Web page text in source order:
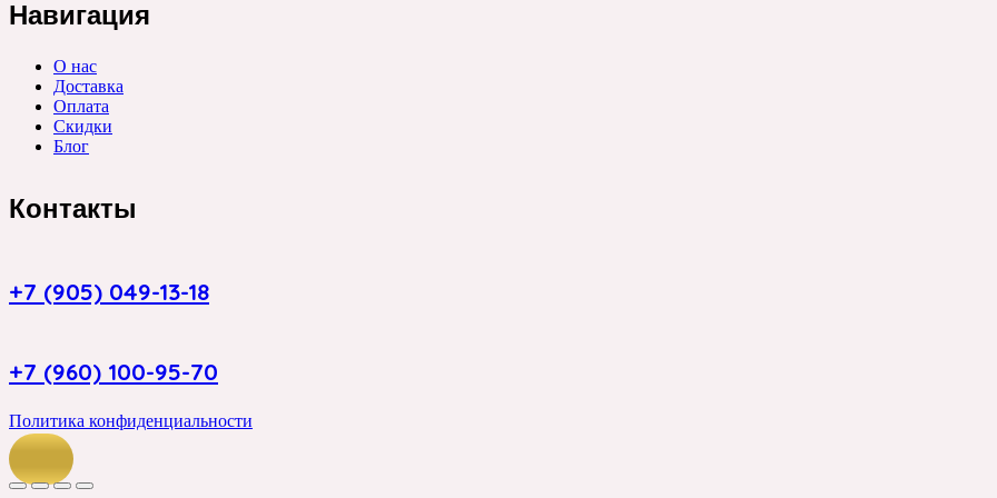
Навигация
О нас
Доставка
Оплата
Скидки
Блог
Контакты
+7 (905) 049-13-18
+7 (960) 100-95-70
Политика конфиденциальности